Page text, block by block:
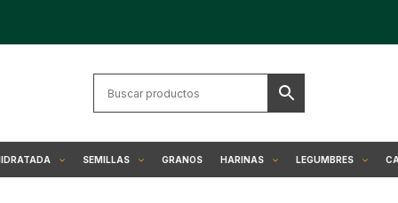
SEMILLAS GRANOS HARINAS LEGUMBRES